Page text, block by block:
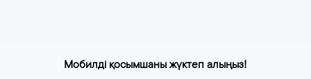
Мобилді қосымшаны жүктеп алыңыз!